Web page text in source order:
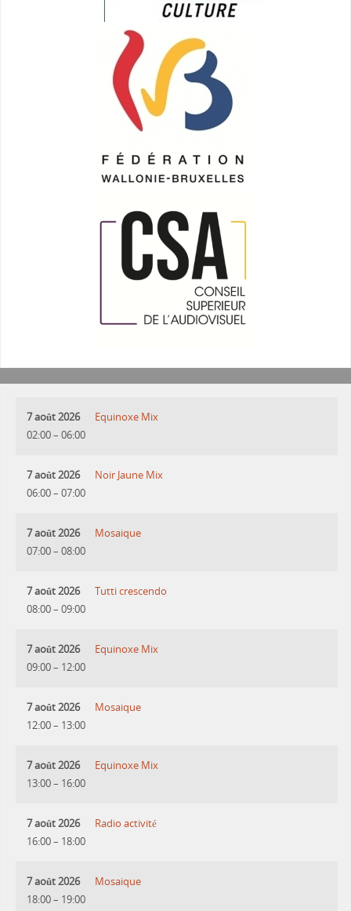
7 août 2026
02:00– 06:00
Equinoxe Mix
7 août 2026
06:00– 07:00
Noir Jaune Mix
7 août 2026
07:00– 08:00
Mosaique
7 août 2026
08:00– 09:00
Tutti crescendo
7 août 2026
09:00– 12:00
Equinoxe Mix
7 août 2026
12:00– 13:00
Mosaique
7 août 2026
13:00– 16:00
Equinoxe Mix
7 août 2026
16:00– 18:00
Radio activité
7 août 2026
18:00– 19:00
Mosaique